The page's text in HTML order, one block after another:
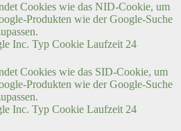
Cookies wie das NID-Cookie, um
Produkten wie der Google-Suche
Inc. Typ Cookie Laufzeit 24
Cookies wie das SID-Cookie, um
Produkten wie der Google-Suche
Inc. Typ Cookie Laufzeit 24